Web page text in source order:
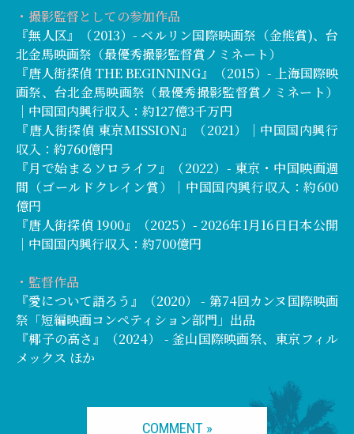
・撮影監督としての参加作品
『無人区』（2013）- ベルリン国際映画祭（金熊賞)、台
北金馬映画祭（最優秀撮影監督賞ノミネート）
『唐人街探偵 THE BEGINNING』（2015）- 上海国際映
画祭、台北金馬映画祭（最優秀撮影監督賞ノミネート）
｜中国国内興行収入：約127億3千万円
『唐人街探偵 東京MISSION』（2021）｜中国国内興行
収入：約760億円
『月で始まるソロライフ』（2022）- 東京・中国映画週
間（ゴールドクレイン賞）｜中国国内興行収入：約600
億円
『唐人街探偵 1900』（2025）- 2026年1月16日日本公開
｜中国国内興行収入：約700億円
・監督作品
『愛について語ろう』（2020） - 第74回カンヌ国際映画
祭「短編映画コンペティション部門」出品
『椰子の高さ』（2024） - 釜山国際映画祭、東京フィル
メックス ほか
COMMENT »